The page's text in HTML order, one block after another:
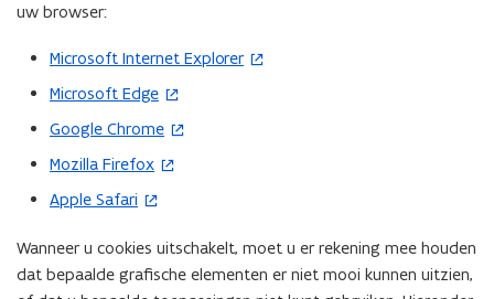
uw browser:
Microsoft Internet Explorer
(
o
e
n
t
n
n
Microsoft Edge
(
o
e
n
i
n
Google Chrome
(
o
e
Mozilla Firefox
(
o
e
n
Apple Safari
(
p
e
Wanneer u cookies uitschakelt, moet u er rekening mee houden
dat bepaalde grafische elementen er niet mooi kunnen uitzien,